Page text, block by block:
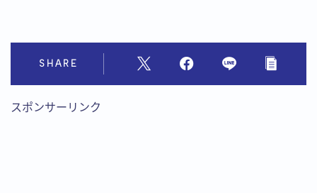
SHARE
スポンサーリンク